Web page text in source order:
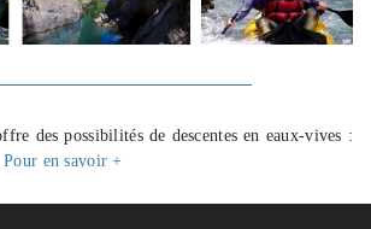
des possibilités de descentes en eaux-vives :
Pour en savoir +